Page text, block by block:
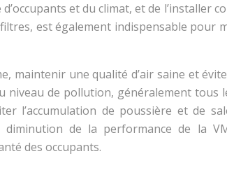
et du climat, et de l’installer
est également indispensable pour
une qualité d’air saine et
de pollution, généralement tous
l’accumulation de poussière et de
de la performance de la
des occupants.